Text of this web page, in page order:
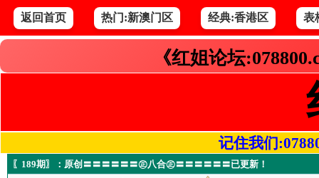
返回首页 热门:新澳门区 经典:香港区 表
《红姐论坛
记住我们
〖189期〗：原创〓〓〓〓〓〓㊣八合㊣〓〓〓〓〓〓已更新！